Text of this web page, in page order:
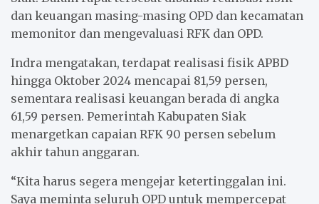
dan keuangan masing-masing OPD dan kecamatan
memonitor dan mengevaluasi RFK dan OPD.
Indra mengatakan, terdapat realisasi fisik APBD
hingga Oktober 2024 mencapai 81,59 persen,
sementara realisasi keuangan berada di angka
61,59 persen. Pemerintah Kabupaten Siak
menargetkan capaian RFK 90 persen sebelum
akhir tahun anggaran.
“Kita harus segera mengejar ketertinggalan ini.
Saya meminta seluruh OPD untuk mempercepat